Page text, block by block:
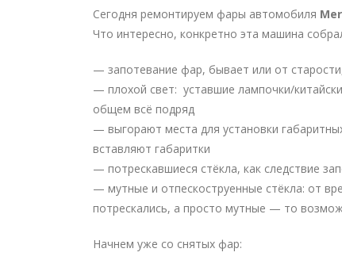
Сегодня ремонтируем фары автомобиля
Что интересно, конкретно эта машина
— запотевание фар, бывает или от
— плохой свет: уставшие лампочки/
общем всё подряд
— выгорают места для установки
вставляют габаритки
— потрескавшиеся стёкла, как следствие
— мутные и отпескоструенные стёкла: от
потрескались, а просто мутные — то
Начнем уже со снятых фар: